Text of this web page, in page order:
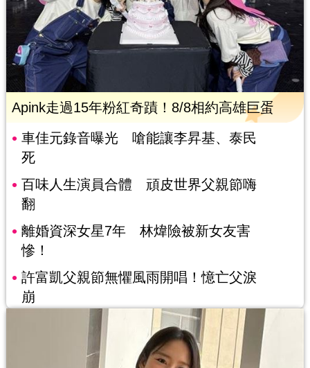
Apink走過15年粉紅奇蹟！8/8相約高雄巨蛋
車佳元錄音曝光 嗆能讓李昇基、泰民
死
百味人生演員合體 頑皮世界父親節嗨
翻
離婚資深女星7年 林煒險被新女友害
慘！
許富凱父親節無懼風雨開唱！憶亡父淚
崩